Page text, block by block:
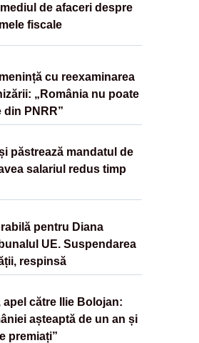
de afaceri despre
fiscale
cu reexaminarea
„România nu poate
din PNRR”
păstrează mandatul de
salariul redus timp
pentru Diana
UE. Suspendarea
respinsă
apel către Ilie Bolojan:
așteaptă de un an și
premiați”